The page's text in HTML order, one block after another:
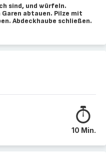
sind, und würfeln.
abtauen. Pilze mit
Abdeckhaube schließen.
10 Min.